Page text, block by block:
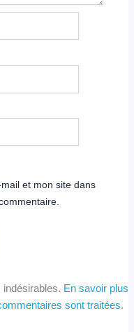
et mon site dans
En savoir plus
sont traitées.